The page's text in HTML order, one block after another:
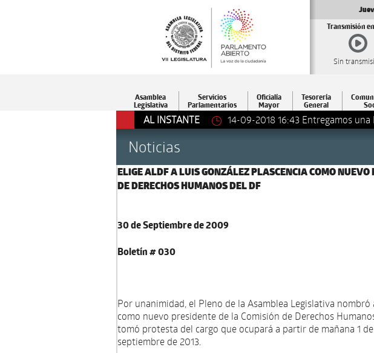
Transmisión
Sin
Asamblea
Legislativa
Servicios
Parlamentarios
Oficialía
Mayor
Tesorería
General
AL INSTANTE 14-09-2018 16:43 Entregamos una
Noticias
ELIGE ALDF A LUIS GONZÁLEZ PLASCENCIA COMO
DE DERECHOS HUMANOS DEL DF
30 de Septiembre de 2009
Boletín # 030
Por unanimidad, el Pleno de la Asamblea Legislativa nombró
como nuevo presidente de la Comisión de Derechos
tomó protesta del cargo que ocupará a partir de mañana 1
septiembre de 2013.